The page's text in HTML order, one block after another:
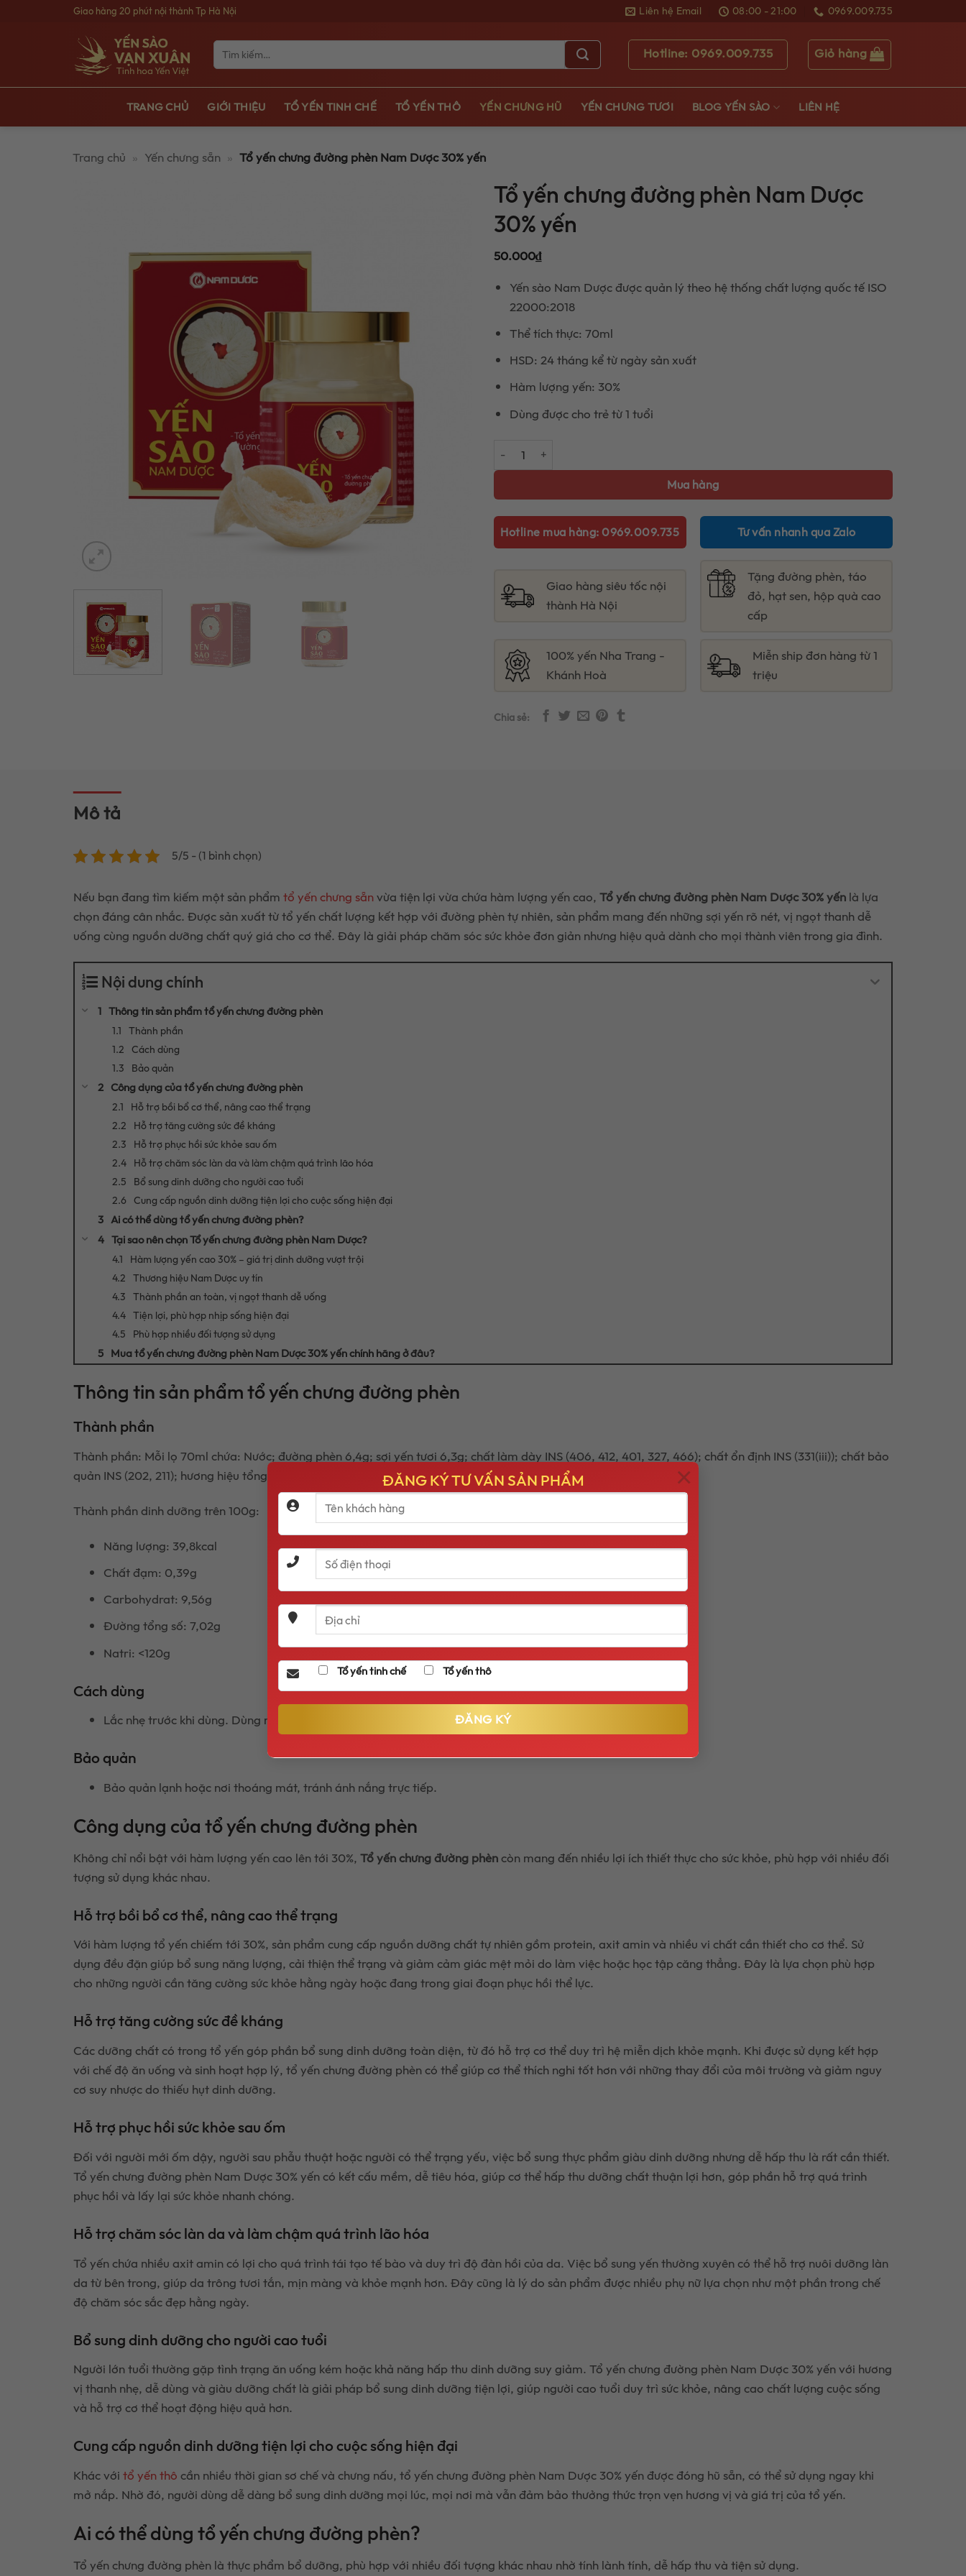
ĐĂNG KÝ TƯ VẤN SẢN PHẨM
Tổ yến tinh chế Tổ yến thô
×
Giao hàng 20 phút nội thành Tp Hà Nội Liên hệ Email 08:00 - 21:00 0969.009.735
Tìm
kiếm:
Hotline: 0969.009.735 Giỏ hàng
TRANG CHỦ GIỚI THIỆU TỔ YẾN TINH CHẾ TỔ YẾN THÔ YẾN CHƯNG HŨ YẾN CHƯNG TƯƠI BLOG YẾN SÀO LIÊN HỆ
Trang chủ » Yến chưng sẵn » Tổ yến chưng đường phèn Nam Dược 30% yến
Tổ yến chưng đường phèn Nam Dược
30% yến
50.000₫
Yến sào Nam Dược được quản lý theo hệ thống chất lượng quốc tế ISO
22000:2018
Thể tích thực: 70ml
HSD: 24 tháng kể từ ngày sản xuất
Hàm lượng yến: 30%
Dùng được cho trẻ từ 1 tuổi
Tổ yến chưng đường phèn Nam Dược 30% yến số lượng
Mua hàng
Hotline mua hàng: 0969.009.735 Tư vấn nhanh qua Zalo
Giao hàng siêu tốc nội
thành Hà Nội
Tặng đường phèn, táo
đỏ, hạt sen, hộp quà cao
cấp
100% yến Nha Trang -
Khánh Hoà
Miễn ship đơn hàng từ 1
triệu
Chia sẻ:
Mô tả
5/5 - (1 bình chọn)
Nếu bạn đang tìm kiếm một sản phẩm tổ yến chưng sẵnvừa tiện lợi vừa chứa hàm lượng yến cao, Tổ yến chưng đường phèn Nam Dược 30% yến là lựa
chọn đáng cân nhắc. Được sản xuất từ tổ yến chất lượng kết hợp với đường phèn tự nhiên, sản phẩm mang đến những sợi yến rõ nét, vị ngọt thanh dễ
uống cùng nguồn dưỡng chất quý giá cho cơ thể. Đây là giải pháp chăm sóc sức khỏe đơn giản nhưng hiệu quả dành cho mọi thành viên trong gia đình.
Nội dung chính
Thông tin sản phẩm tổ yến chưng đường phèn
Thành phần
Cách dùng
Bảo quản
Công dụng của tổ yến chưng đường phèn
Hỗ trợ bồi bổ cơ thể, nâng cao thể trạng
Hỗ trợ tăng cường sức đề kháng
Hỗ trợ phục hồi sức khỏe sau ốm
Hỗ trợ chăm sóc làn da và làm chậm quá trình lão hóa
Bổ sung dinh dưỡng cho người cao tuổi
Cung cấp nguồn dinh dưỡng tiện lợi cho cuộc sống hiện đại
Ai có thể dùng tổ yến chưng đường phèn?
Tại sao nên chọn Tổ yến chưng đường phèn Nam Dược?
Hàm lượng yến cao 30% – giá trị dinh dưỡng vượt trội
Thương hiệu Nam Dược uy tín
Thành phần an toàn, vị ngọt thanh dễ uống
Tiện lợi, phù hợp nhịp sống hiện đại
Phù hợp nhiều đối tượng sử dụng
Mua tổ yến chưng đường phèn Nam Dược 30% yến chính hãng ở đâu?
Thông tin sản phẩm tổ yến chưng đường phèn
Thành phần
Thành phần: Mỗi lọ 70ml chứa: Nước; đường phèn 6,4g; sợi yến tươi 6,3g; chất làm dày INS (406, 412, 401, 327, 466); chất ổn định INS (331(iii)); chất bảo
quản INS (202, 211); hương hiệu tổng hợp dùng cho thực phẩm.
Thành phần dinh dưỡng trên 100g:
Năng lượng: 39,8kcal
Chất đạm: 0,39g
Carbohydrat: 9,56g
Đường tổng số: 7,02g
Natri: <120g
Cách dùng
Lắc nhẹ trước khi dùng. Dùng ngay sau khi mở nắp. Ngon hơn khi dùng lạnh.
Bảo quản
Bảo quản lạnh hoặc nơi thoáng mát, tránh ánh nắng trực tiếp.
Công dụng của tổ yến chưng đường phèn
Không chỉ nổi bật với hàm lượng yến cao lên tới 30%, Tổ yến chưng đường phèncòn mang đến nhiều lợi ích thiết thực cho sức khỏe, phù hợp với nhiều đối
tượng sử dụng khác nhau.
Hỗ trợ bồi bổ cơ thể, nâng cao thể trạng
Với hàm lượng tổ yến chiếm tới 30%, sản phẩm cung cấp nguồn dưỡng chất tự nhiên gồm protein, axit amin và nhiều vi chất cần thiết cho cơ thể. Sử
dụng đều đặn giúp bổ sung năng lượng, cải thiện thể trạng và giảm cảm giác mệt mỏi do làm việc hoặc học tập căng thẳng. Đây là lựa chọn phù hợp
cho những người cần tăng cường sức khỏe hằng ngày hoặc đang trong giai đoạn phục hồi thể lực.
Hỗ trợ tăng cường sức đề kháng
Các dưỡng chất có trong tổ yến góp phần bổ sung dinh dưỡng toàn diện, từ đó hỗ trợ cơ thể duy trì hệ miễn dịch khỏe mạnh. Khi được sử dụng kết hợp
với chế độ ăn uống và sinh hoạt hợp lý, tổ yến chưng đường phèn có thể giúp cơ thể thích nghi tốt hơn với những thay đổi của môi trường và giảm nguy
cơ suy nhược do thiếu hụt dinh dưỡng.
Hỗ trợ phục hồi sức khỏe sau ốm
Đối với người mới ốm dậy, người sau phẫu thuật hoặc người có thể trạng yếu, việc bổ sung thực phẩm giàu dinh dưỡng nhưng dễ hấp thu là rất cần thiết.
Tổ yến chưng đường phèn Nam Dược 30% yến có kết cấu mềm, dễ tiêu hóa, giúp cơ thể hấp thu dưỡng chất thuận lợi hơn, góp phần hỗ trợ quá trình
phục hồi và lấy lại sức khỏe nhanh chóng.
Hỗ trợ chăm sóc làn da và làm chậm quá trình lão hóa
Tổ yến chứa nhiều axit amin có lợi cho quá trình tái tạo tế bào và duy trì độ đàn hồi của da. Việc bổ sung yến thường xuyên có thể hỗ trợ nuôi dưỡng làn
da từ bên trong, giúp da trông tươi tắn, mịn màng và khỏe mạnh hơn. Đây cũng là lý do sản phẩm được nhiều phụ nữ lựa chọn như một phần trong chế
độ chăm sóc sắc đẹp hằng ngày.
Bổ sung dinh dưỡng cho người cao tuổi
Người lớn tuổi thường gặp tình trạng ăn uống kém hoặc khả năng hấp thu dinh dưỡng suy giảm. Tổ yến chưng đường phèn Nam Dược 30% yến với hương
vị thanh nhẹ, dễ dùng và giàu dưỡng chất là giải pháp bổ sung dinh dưỡng tiện lợi, giúp người cao tuổi duy trì sức khỏe, nâng cao chất lượng cuộc sống
và hỗ trợ cơ thể hoạt động hiệu quả hơn.
Cung cấp nguồn dinh dưỡng tiện lợi cho cuộc sống hiện đại
Khác với tổ yến thô cần nhiều thời gian sơ chế và chưng nấu, tổ yến chưng đường phèn Nam Dược 30% yến được đóng hũ sẵn, có thể sử dụng ngay khi
mở nắp. Nhờ đó, người dùng dễ dàng bổ sung dinh dưỡng mọi lúc, mọi nơi mà vẫn đảm bảo thưởng thức trọn vẹn hương vị và giá trị của tổ yến.
Ai có thể dùng tổ yến chưng đường phèn?
Tổ yến chưng đường phèn là thực phẩm bổ dưỡng, phù hợp với nhiều đối tượng khác nhau nhờ tính lành tính, dễ hấp thu và tiện sử dụng.